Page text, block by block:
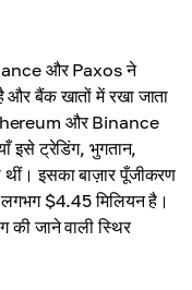
और Paxos ने
और बैंक खातों में रखा जाता
और Binance
इसे ट्रेडिंग, भुगतान,
इसका बाज़ार पूँजीकरण
$4.45 मिलियन है।
जाने वाली स्थिर